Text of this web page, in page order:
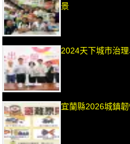
景
2024天下城市治
宜蘭縣2026城鎮